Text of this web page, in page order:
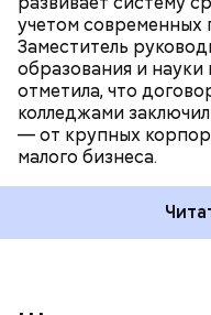
учетом современных
Заместитель
образования и
отметила, что
колледжами
— от крупных
малого бизнеса.
— Увидев, как здесь
рассказы
смотреть на
бы интересно
кресле режиссера, —